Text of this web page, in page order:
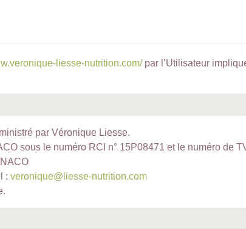
liesse-nutrition.com/par l’Utilisateur
par Véronique Liesse.
sous le numéro RCI n° 15P08471 et le numéro de
: veronique@liesse-nutrition.com